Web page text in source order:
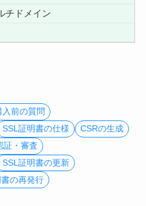
チドメイン
前の質問
SSL証明書の仕様
CSRの生成
証・審査
SSL証明書の更新
の再発行